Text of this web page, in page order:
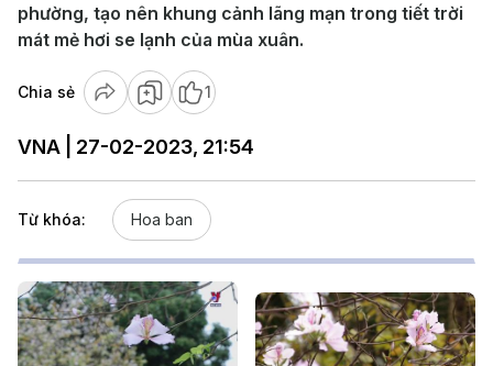
phường, tạo nên khung cảnh lãng mạn trong tiết trời
mát mẻ hơi se lạnh của mùa xuân.
Chia sẻ 1
VNA | 27-02-2023, 21:54
Từ khóa: Hoa ban